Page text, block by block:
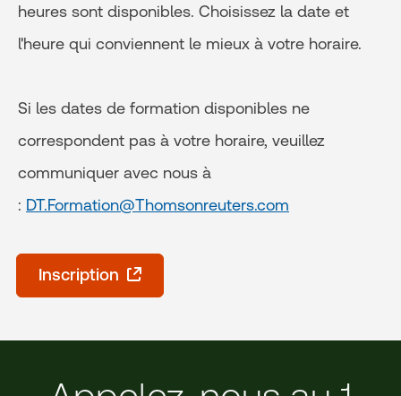
heures sont disponibles. Choisissez la date et
l'heure qui conviennent le mieux à votre horaire.
Si les dates de formation disponibles ne
correspondent pas à votre horaire, veuillez
communiquer avec nous à
: DT.Formation@Thomsonreuters.com
Inscription